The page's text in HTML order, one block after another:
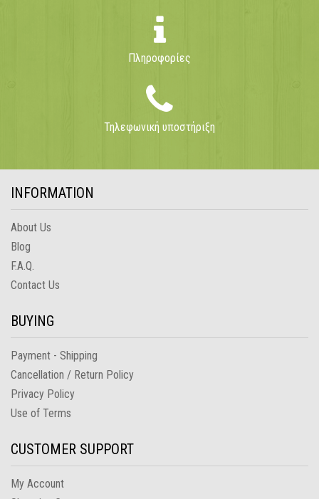
Πληροφορίες
Τηλεφωνική υποστήριξη
INFORMATION
About Us
Blog
F.A.Q.
Contact Us
BUYING
Payment - Shipping
Cancellation / Return Policy
Privacy Policy
Use of Terms
CUSTOMER SUPPORT
My Account